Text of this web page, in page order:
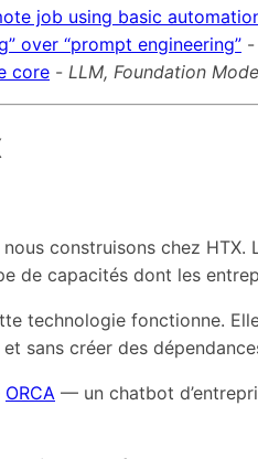
job using basic
over “prompt engineering” -
core - LLM, Foundation
construisons chez HTX.
de capacités dont les
technologie fonctionne.
et sans créer des
ORCA — un chatbot